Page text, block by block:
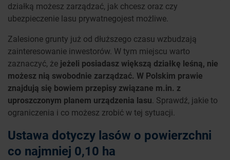
działką możesz zarządzać, jak chcesz oraz czy
ubezpieczenie lasu prywatnegojest możliwe.
Zalesione grunty już od dłuższego czasu wzbudzają
zainteresowanie inwestorów. W tym miejscu warto
zaznaczyć, że jeżeli posiadasz większą działkę leśną, nie
możesz nią swobodnie zarządzać. W Polskim prawie
znajdują się bowiem przepisy związane m.in. z
uproszczonym planem urządzenia lasu. Sprawdź, jakie to
ograniczenia i co możesz zrobić w tej sytuacji.
Ustawa dotyczy lasów o powierzchni
co najmniej 0,10 ha